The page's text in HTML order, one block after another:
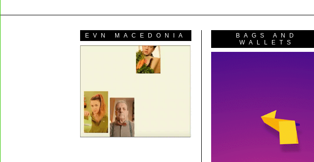
EVN MACEDONIA
BAGS AND
WALLETS